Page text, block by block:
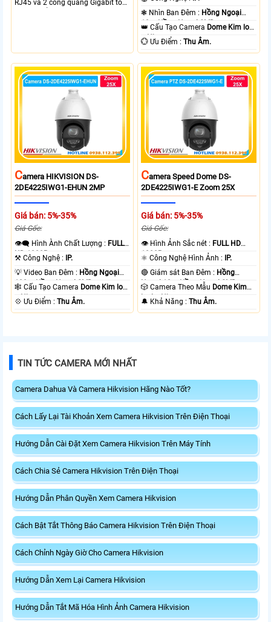
RJ45 và 2 cổng quang Gigabit tốc
❃ Nhìn Ban Đêm : Hồng Ngoại
10m Hồng Ngoại SMD.
👑 Cấu Tạo Camera Dome Kim loại
+ Nhựa.
️💮 Ưu Điểm :Thu Âm.
CAmera HIKVISION DS-
2DE4225IWG1-EHUN 2MP
Giá bán: 5%-35%
Giá Gốc:
👁️‍🗨 Hình Ành Chất Lượng : FULL
HD 1080P .
⚒ Công Nghệ : IP.
💡 Video Ban Đêm : Hồng Ngoại
100m Hồng Ngoại SMD.
🕸️ Cấu Tạo Camera Dome Kim loại
+ Nhựa.
️💠 Ưu Điểm :Thu Âm.
CAmera Speed Dome DS-
2DE4225IWG1-E Zoom 25X
Giá bán: 5%-35%
Giá Gốc:
👁 Hình Ảnh Sắc nét : FULL HD
1080P .
⚛️ Công Nghệ Hình Ảnh : IP.
🔴 Giám sát Ban Đêm : Hồng
Ngoại 10m Hồng Ngoại SMD.
🎲 Camera Theo Mẫu Dome Kim
loại + Nhựa.
️🔔 Khả Năng :Thu Âm.
TIN TỨC CAMERA MỚI NHẤT
Camera Dahua Và Camera Hikvision Hãng Nào Tốt?
Cách Lấy Lại Tài Khoản Xem Camera Hikvision Trên Điện Thoại
Hướng Dẫn Cài Đặt Xem Camera Hikvision Trên Máy Tính
Cách Chia Sẻ Camera Hikvision Trên Điện Thoại
Hướng Dẫn Phân Quyền Xem Camera Hikvision
Cách Bật Tắt Thông Báo Camera Hikvision Trên Điện Thoại
Cách Chỉnh Ngày Giờ Cho Camera Hikvision
Hướng Dẫn Xem Lại Camera Hikvision
Hướng Dẫn Tắt Mã Hóa Hình Ảnh Camera Hikvision